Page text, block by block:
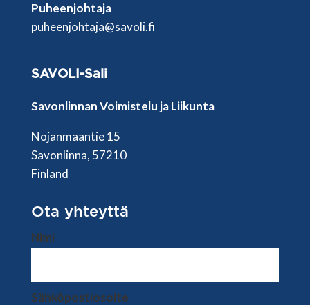
Puheenjohtaja
puheenjohtaja@savoli.fi
SAVOLI-Sali
Savonlinnan Voimistelu ja Liikunta
Nojanmaantie 15
Savonlinna, 57210
Finland
Ota yhteyttä
Nimi
Sähköpostiosoite